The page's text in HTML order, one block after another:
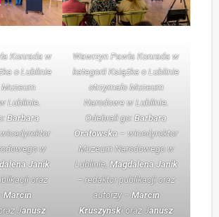
Konrada w
o Lublinie
Muzeum
Lublinie.
Barbara
w
Janik
oraz
Marcin
Janusz
Wawrzyn Pawła Konrada w
kategorii Książka o Lublinie
otrzymało Muzeum
Narodowe w Lublinie.
Odebrali go:Barbara
Oratowska – wicedyrektor
Muzeum Narodowego w
Lublinie,Magdalena Janik
– redaktor publikacji oraz
autorzy –Marcin
Kruszyński oraz Janusz